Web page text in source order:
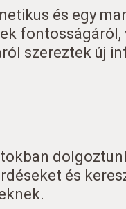
és egy
fontosságáról,
szereztek új
és